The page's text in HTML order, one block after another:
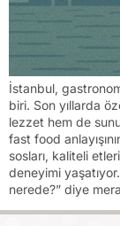
İstanbul,
biri. Son yıllarda
lezzet hem de
fast food
sosları, kaliteli
deneyimi
nerede?” diye